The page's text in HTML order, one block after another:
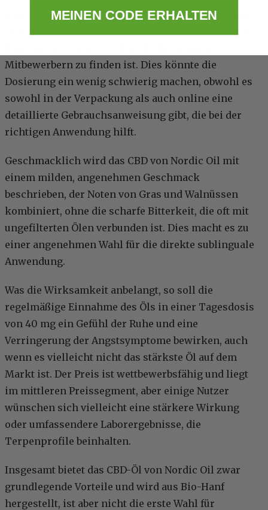
einem Tropfenzähler mit Kugelspitze, der für eine
Mitbewerbern zu finden ist. Dies könnte die
Dosierung ein wenig schwierig machen, obwohl es
sowohl in der Verpackung als auch online eine
detaillierte Gebrauchsanweisung gibt, die bei der
richtigen Anwendung hilft.
Geschmacklich wird das CBD von Nordic Oil mit
einem milden, angenehmen Geschmack
beschrieben, der Noten von Gras und Walnüssen
kombiniert, ohne die scharfe Bitterkeit, die oft mit
ungefilterten Ölen verbunden ist. Dies macht es zu
einer angenehmen Wahl für die direkte sublinguale
Anwendung.
Was die Wirksamkeit anbelangt, so soll die
regelmäßige Einnahme des Öls in einer Tagesdosis
von 40 mg ein Gefühl der Ruhe und eine
Verringerung der Angstsymptome bewirken, auch
wenn es vielleicht nicht das stärkste Öl auf dem
Markt ist. Der Preis ist wettbewerbsfähig und liegt
im mittleren Preissegment, aber einige Nutzer
wünschen sich vielleicht eine stärkere Wirkung
oder umfassendere Laborergebnisse, die
Terpenprofile beinhalten.
Insgesamt bietet das CBD-Öl von Nordic Oil zwar
grundlegende Vorteile und wird aus Bio-Hanf
hergestellt, ist aber nicht die erste Wahl für
MEINEN CODE ERHALTEN